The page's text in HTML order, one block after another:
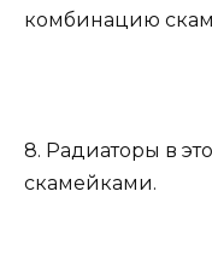
комбинацию
8. Радиаторы в
скамейками.